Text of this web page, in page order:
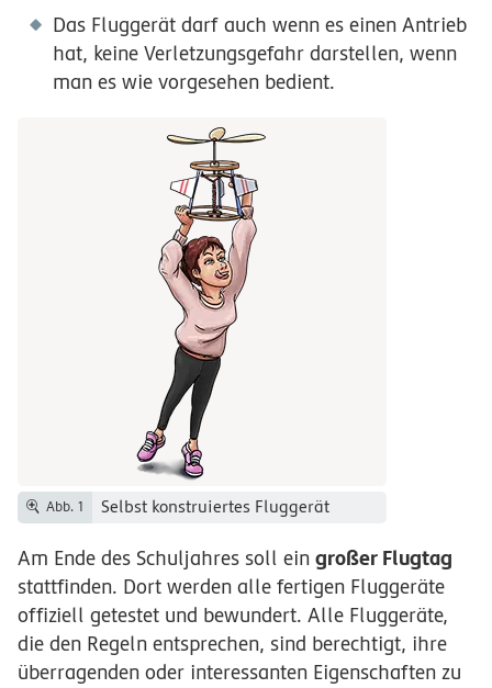
Das Fluggerät darf auch wenn es einen Antrieb
hat, keine Verletzungsgefahr darstellen, wenn
man es wie vorgesehen bedient.
Abb. 1 Selbst konstruiertes Fluggerät
Am Ende des Schuljahres soll ein großer Flugtag
stattfinden. Dort werden alle fertigen Fluggeräte
offiziell getestet und bewundert. Alle Fluggeräte,
die den Regeln entsprechen, sind berechtigt, ihre
überragenden oder interessanten Eigenschaften zu